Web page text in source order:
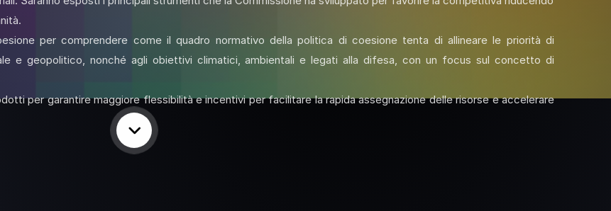
per comprendere come il quadro normativo della politica di coesione tenta di allineare le priorità di
e geopolitico, nonché agli obiettivi climatici, ambientali e legati alla difesa, con un focus sul concetto di
per garantire maggiore flessibilità e incentivi per facilitare la rapida assegnazione delle risorse e accelerare